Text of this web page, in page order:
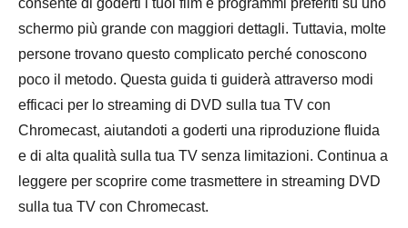
consente di goderti i tuoi film e programmi preferiti su uno
schermo più grande con maggiori dettagli. Tuttavia, molte
persone trovano questo complicato perché conoscono
poco il metodo. Questa guida ti guiderà attraverso modi
efficaci per lo streaming di DVD sulla tua TV con
Chromecast, aiutandoti a goderti una riproduzione fluida
e di alta qualità sulla tua TV senza limitazioni. Continua a
leggere per scoprire come trasmettere in streaming DVD
sulla tua TV con Chromecast.